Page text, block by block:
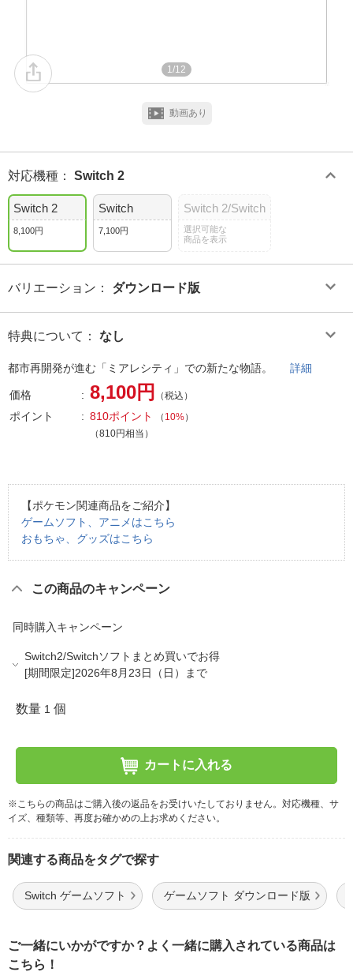
1/12
動画あり
対応機種 ： Switch 2
Switch 2
8,100円
Switch
7,100円
Switch 2/Switch
選択可能な
商品を表示
バリエーション ： ダウンロード版
特典について ： なし
都市再開発が進む「ミアレシティ」での新たな物語。 詳細
価格 8,100円 （税込）
ポイント 810ポイント （ 10%）
（810円相当）
【ポケモン関連商品をご紹介】
ゲームソフト、アニメはこちら
おもちゃ、グッズはこちら
この商品のキャンペーン
同時購入キャンペーン
Switch2/Switchソフトまとめ買いでお得
[期間限定]2026年8月23日（日）まで
数量 1 個
カートに入れる
※こちらの商品はご購入後の返品をお受けいたしておりません。対応機種、サ
イズ、種類等、再度お確かめの上お求めください。
関連する商品をタグで探す
Switch ゲームソフト ゲームソフト ダウンロード版
ご一緒にいかがですか？よく一緒に購入されている商品は
こちら！